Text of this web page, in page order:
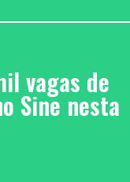
vagas de
Sine nesta